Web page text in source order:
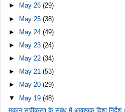
►
May 26(29)
► May 25(38)
► May 24(49)
►
May 23(24)
►
May 22(34)
►
May 21(53)
►
May 20(29)
▼ May 19(48)
मकान सूचीकरण के संबंध में आवश्यक दिशा निर्देश।